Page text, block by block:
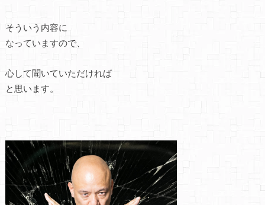
そういう内容に
なっていますので、
心して聞いていただければ
と思います。